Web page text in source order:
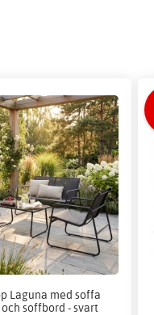
Laguna med soffa
soffbord - svart